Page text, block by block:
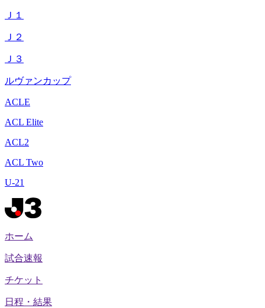
Ｊ１
Ｊ２
Ｊ３
ルヴァンカップ
ACLE
ACL Elite
ACL2
ACL Two
U-21
ホーム
試合速報
チケット
日程・結果